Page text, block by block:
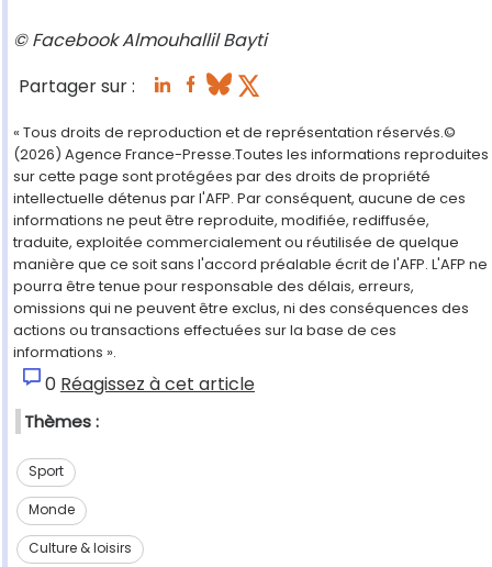
© Facebook Almouhallil Bayti
Partager sur :
« Tous droits de reproduction et de représentation réservés.©
(2026) Agence France-Presse.Toutes les informations reproduites
sur cette page sont protégées par des droits de propriété
intellectuelle détenus par l'AFP. Par conséquent, aucune de ces
informations ne peut être reproduite, modifiée, rediffusée,
traduite, exploitée commercialement ou réutilisée de quelque
manière que ce soit sans l'accord préalable écrit de l'AFP. L'AFP ne
pourra être tenue pour responsable des délais, erreurs,
omissions qui ne peuvent être exclus, ni des conséquences des
actions ou transactions effectuées sur la base de ces
informations ».
0 Réagissez à cet article
Thèmes :
Sport
Monde
Culture & loisirs